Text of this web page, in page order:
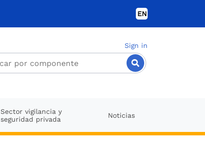
EN
Sign in
Sector vigilancia y
seguridad privada
Noticias